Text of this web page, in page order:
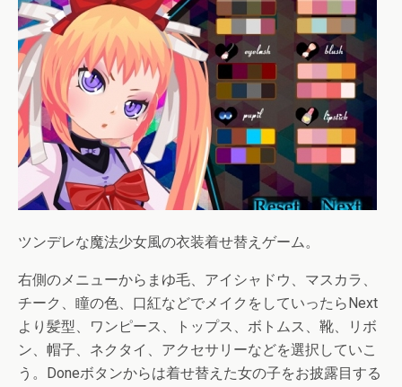
ツンデレな魔法少女風の衣装着せ替えゲーム。
右側のメニューからまゆ毛、アイシャドウ、マスカラ、
チーク、瞳の色、口紅などでメイクをしていったらNext
より髪型、ワンピース、トップス、ボトムス、靴、リボ
ン、帽子、ネクタイ、アクセサリーなどを選択していこ
う。Doneボタンからは着せ替えた女の子をお披露目する